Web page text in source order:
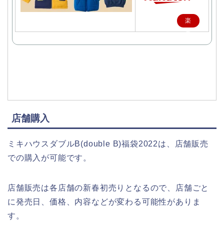
楽
天
店舗購入
ミキハウスダブルB(double B)福袋2022は、店舗販売
での購入が可能です。
店舗販売は各店舗の新春初売りとなるので、店舗ごと
に発売日、価格、内容などが変わる可能性がありま
す。